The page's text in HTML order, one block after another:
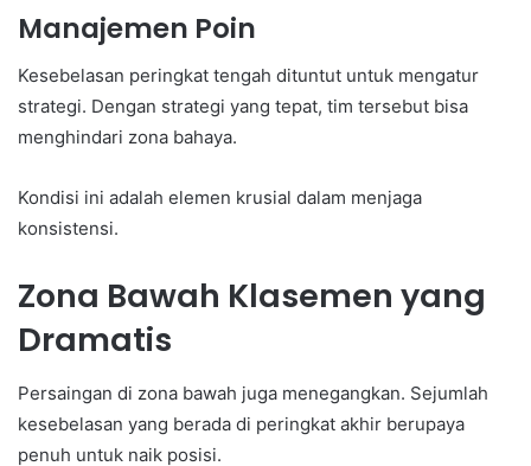
Manajemen Poin
Kesebelasan peringkat tengah dituntut untuk mengatur
strategi. Dengan strategi yang tepat, tim tersebut bisa
menghindari zona bahaya.
Kondisi ini adalah elemen krusial dalam menjaga
konsistensi.
Zona Bawah Klasemen yang
Dramatis
Persaingan di zona bawah juga menegangkan. Sejumlah
kesebelasan yang berada di peringkat akhir berupaya
penuh untuk naik posisi.